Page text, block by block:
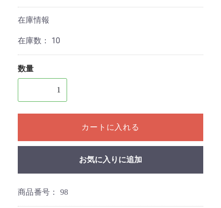
在庫情報
在庫数： 10
数量
1個以上の数量を入力してください
カートに入れる
お気に入りに追加
商品番号： 98